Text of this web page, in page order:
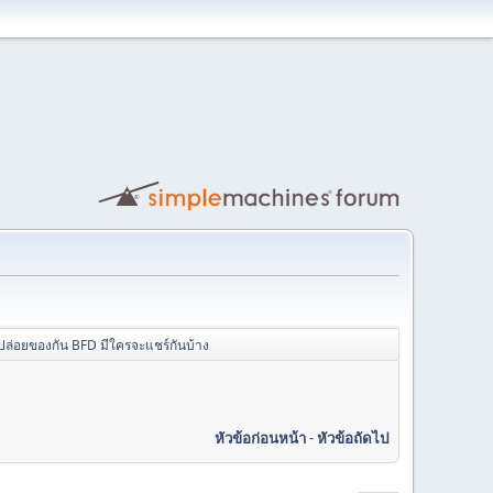
อยของกัน BFD มีใครจะแชร์กันบ้าง
หัวข้อก่อนหน้า-หัวข้อถัดไป